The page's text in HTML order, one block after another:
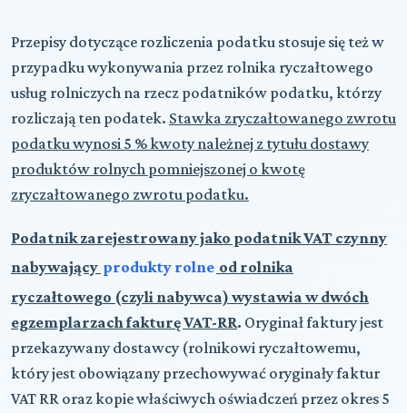
Przepisy dotyczące rozliczenia podatku stosuje się też w
przypadku wykonywania przez rolnika ryczałtowego
usług rolniczych na rzecz podatników podatku, którzy
rozliczają ten podatek. Stawka zryczałtowanego zwrotu
podatku wynosi 5 % kwoty należnej z tytułu dostawy
produktów rolnych pomniejszonej o kwotę
zryczałtowanego zwrotu podatku.
Podatnik zarejestrowany jako podatnik VAT czynny
nabywający produkty rolne od rolnika
ryczałtowego (czyli nabywca) wystawia w dwóch
egzemplarzach fakturę VAT-RR. Oryginał faktury jest
przekazywany dostawcy (rolnikowi ryczałtowemu,
który jest obowiązany przechowywać oryginały faktur
VAT RR oraz kopie właściwych oświadczeń przez okres 5